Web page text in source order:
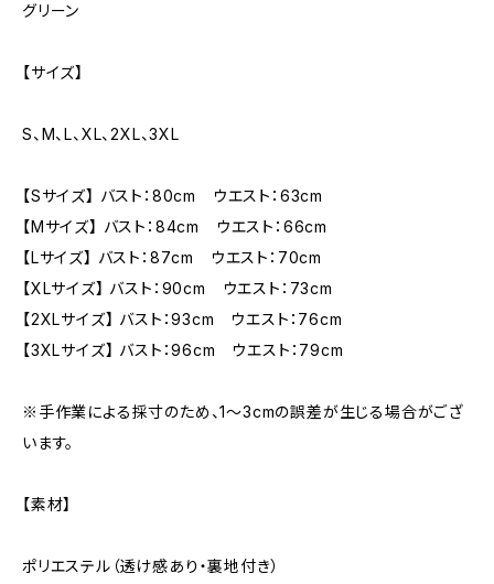
グリーン
【サイズ】
S、M、L、XL、2XL、3XL
【Sサイズ】 バスト：80cm ウエスト：63cm
【Mサイズ】 バスト：84cm ウエスト：66cm
【Lサイズ】 バスト：87cm ウエスト：70cm
【XLサイズ】 バスト：90cm ウエスト：73cm
【2XLサイズ】 バスト：93cm ウエスト：76cm
【3XLサイズ】 バスト：96cm ウエスト：79cm
※手作業による採寸のため、1〜3cmの誤差が生じる場合がござ
います。
【素材】
ポリエステル（透け感あり・裏地付き）